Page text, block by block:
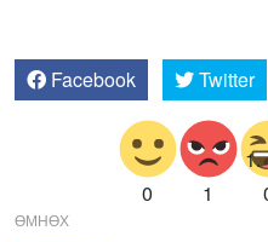
Facebook Twitter
0 1
ӨМНӨХ